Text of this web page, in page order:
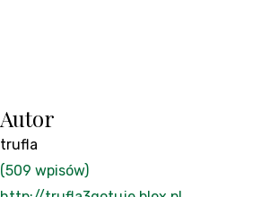
Autor
trufla
(509 wpisów)